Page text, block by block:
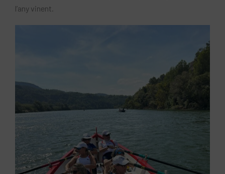
l’any vinent.